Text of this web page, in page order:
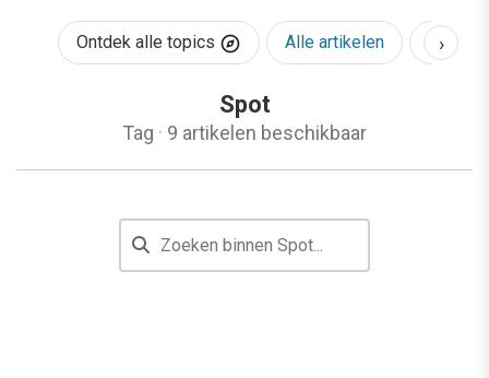
Ontdek alle topics Alle artikelen AI &
›
Spot
Tag · 9 artikelen beschikbaar